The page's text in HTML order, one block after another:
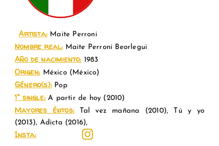
.Artista: Maite Perroni
Nombre real: Maite Perroni Beorlegui
Año de nacimiento: 1983
Origen: México (México)
Género(s): Pop
1° single: A partir de hoy (2010)
Mayores éxitos:
Tal vez mañana (2010), Tú y yo
(2013), Adicta (2016),
Insta: